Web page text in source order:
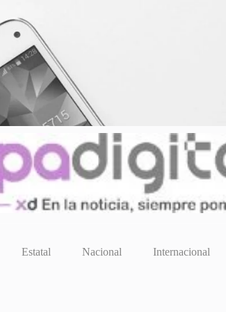
Estatal Nacional Internacional